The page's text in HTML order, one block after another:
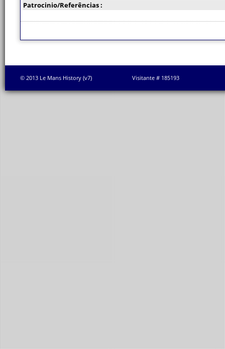
Patrocinio/Referências :
© 2013 Le Mans History (v7) Visitante # 185193